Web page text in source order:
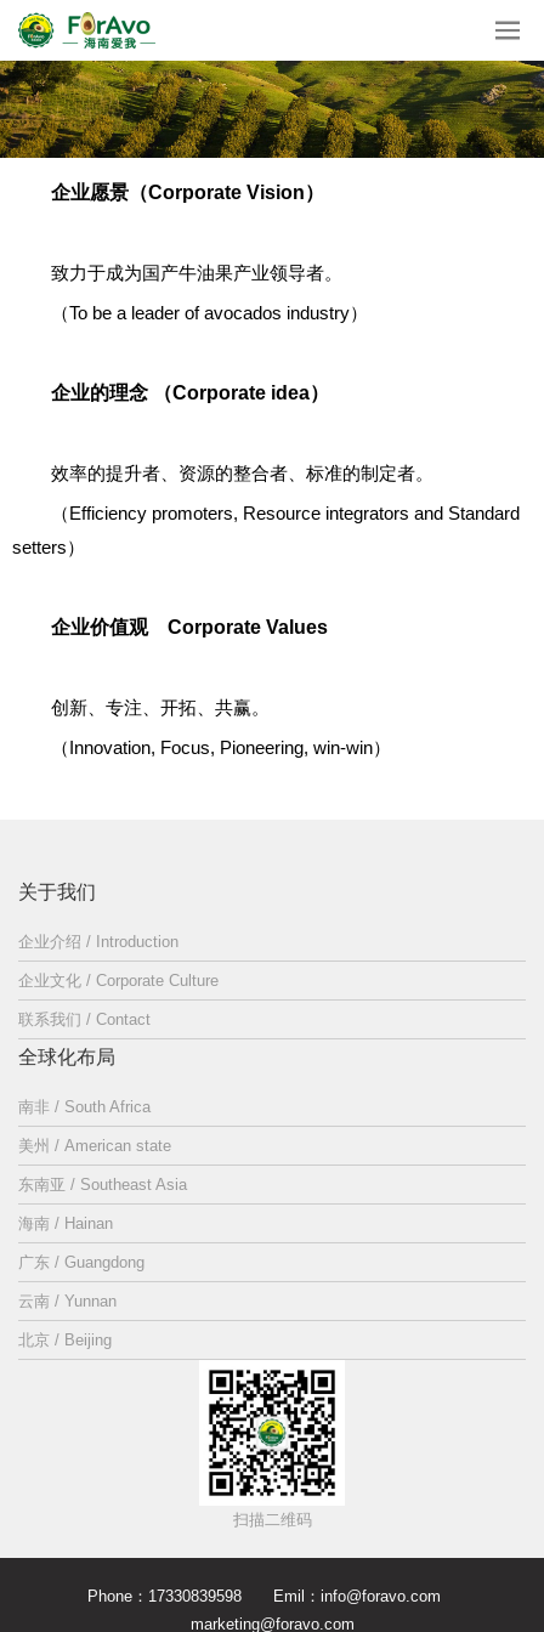
企业愿景（Corporate Vision）
致力于成为国产牛油果产业领导者。
（To be a leader of avocados industry）
企业的理念 （Corporate idea）
效率的提升者、资源的整合者、标准的制定者。
（Efficiency promoters, Resource integrators and Standard
setters）
企业价值观 Corporate Values
创新、专注、开拓、共赢。
（Innovation, Focus, Pioneering, win-win）
关于我们
企业介绍 / Introduction
企业文化 / Corporate Culture
联系我们 / Contact
全球化布局
南非 / South Africa
美州 / American state
东南亚 / Southeast Asia
海南 / Hainan
广东 / Guangdong
云南 / Yunnan
北京 / Beijing
扫描二维码
Phone：17330839598 Emil：info@foravo.com
marketing@foravo.com